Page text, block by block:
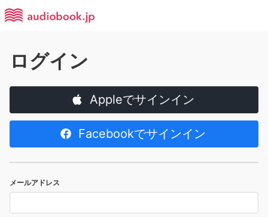
ログイン
Appleでサインイン
Facebookでサインイン
メールアドレス